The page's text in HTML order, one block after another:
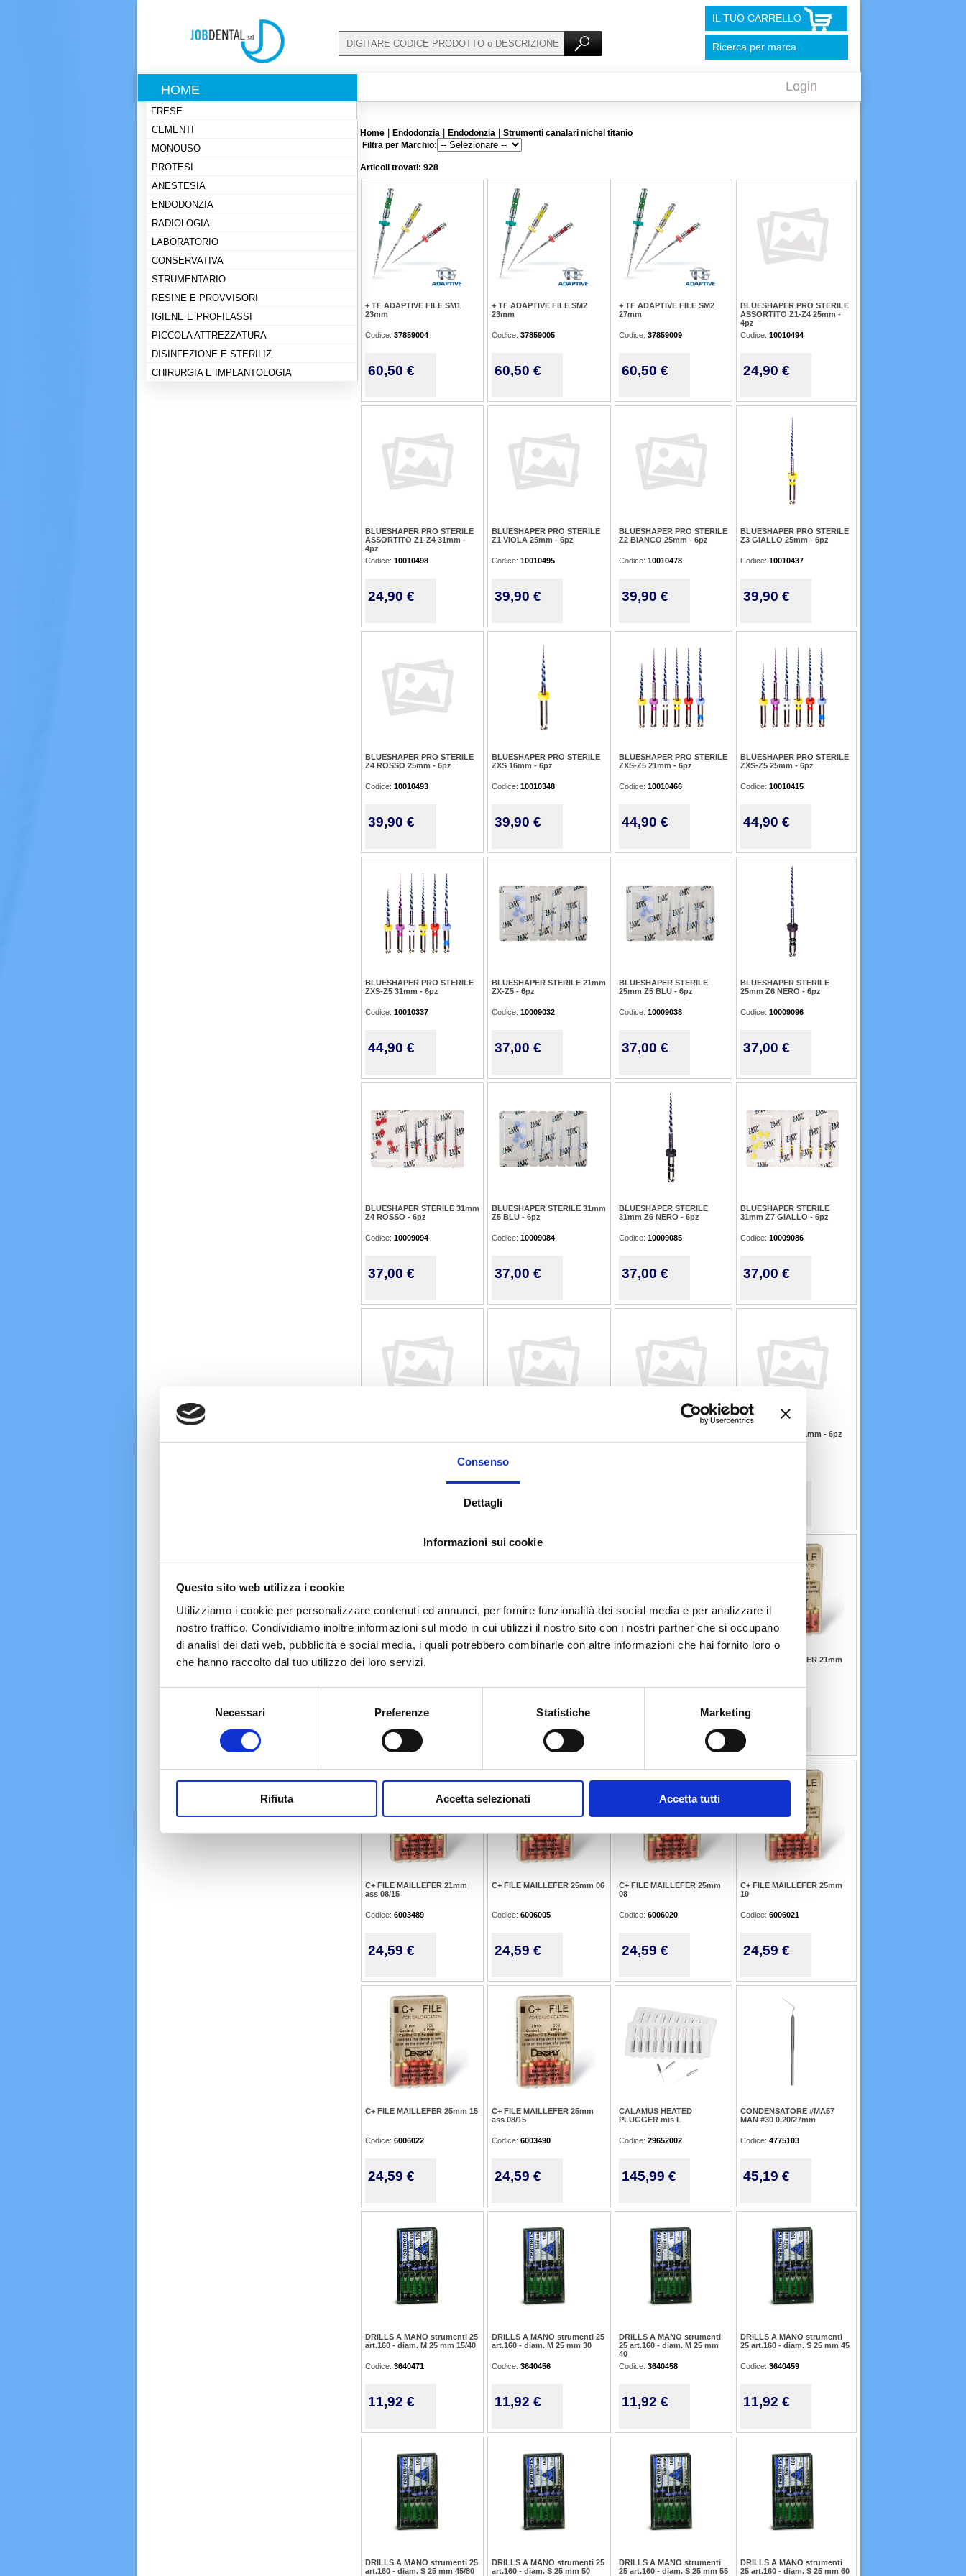
Consenso
Dettagli
Informazioni sui cookie
Questo sito web utilizza i cookie
Utilizziamo i cookie per personalizzare contenuti ed annunci, per fornire funzionalità dei social media e per analizzare il
nostro traffico. Condividiamo inoltre informazioni sul modo in cui utilizzi il nostro sito con i nostri partner che si occupano
di analisi dei dati web, pubblicità e social media, i quali potrebbero combinarle con altre informazioni che hai fornito loro o
che hanno raccolto dal tuo utilizzo dei loro servizi.
Necessari Preferenze Statistiche Marketing
Rifiuta Accetta selezionati Accetta tutti
IL TUO CARRELLO
Ricerca per marca
HOME
FRESE
CEMENTI
MONOUSO
PROTESI
ANESTESIA
ENDODONZIA
RADIOLOGIA
LABORATORIO
CONSERVATIVA
STRUMENTARIO
RESINE E PROVVISORI
IGIENE E PROFILASSI
PICCOLA ATTREZZATURA
DISINFEZIONE E STERILIZ.
CHIRURGIA E IMPLANTOLOGIA
Login
Home Endodonzia Endodonzia
Strumenti canalari nichel titanio
Filtra per Marchio:
Articoli trovati: 928
+ TF ADAPTIVE FILE SM1
23mm
Codice: 37859004
60,50 €
+ TF ADAPTIVE FILE SM2
23mm
Codice: 37859005
60,50 €
+ TF ADAPTIVE FILE SM2
27mm
Codice: 37859009
60,50 €
BLUESHAPER PRO STERILE
ASSORTITO Z1-Z4 25mm -
4pz
Codice: 10010494
24,90 €
BLUESHAPER PRO STERILE
ASSORTITO Z1-Z4 31mm -
4pz
Codice: 10010498
24,90 €
BLUESHAPER PRO STERILE
Z1 VIOLA 25mm - 6pz
Codice: 10010495
39,90 €
BLUESHAPER PRO STERILE
Z2 BIANCO 25mm - 6pz
Codice: 10010478
39,90 €
BLUESHAPER PRO STERILE
Z3 GIALLO 25mm - 6pz
Codice: 10010437
39,90 €
BLUESHAPER PRO STERILE
Z4 ROSSO 25mm - 6pz
Codice: 10010493
39,90 €
BLUESHAPER PRO STERILE
ZXS 16mm - 6pz
Codice: 10010348
39,90 €
BLUESHAPER PRO STERILE
ZXS-Z5 21mm - 6pz
Codice: 10010466
44,90 €
BLUESHAPER PRO STERILE
ZXS-Z5 25mm - 6pz
Codice: 10010415
44,90 €
BLUESHAPER PRO STERILE
ZXS-Z5 31mm - 6pz
Codice: 10010337
44,90 €
BLUESHAPER STERILE 21mm
ZX-Z5 - 6pz
Codice: 10009032
37,00 €
BLUESHAPER STERILE
25mm Z5 BLU - 6pz
Codice: 10009038
37,00 €
BLUESHAPER STERILE
25mm Z6 NERO - 6pz
Codice: 10009096
37,00 €
BLUESHAPER STERILE 31mm
Z4 ROSSO - 6pz
Codice: 10009094
37,00 €
BLUESHAPER STERILE 31mm
Z5 BLU - 6pz
Codice: 10009084
37,00 €
BLUESHAPER STERILE
31mm Z6 NERO - 6pz
Codice: 10009085
37,00 €
BLUESHAPER STERILE
31mm Z7 GIALLO - 6pz
Codice: 10009086
37,00 €
Codice:
10,75 €
C+ FILE ISO 15 31mm - 6pz
C+ FILE MAILLEFER 21mm 06
Codice:6006004 Codice:6006000 Codice:6006001
C+ FILE MAILLEFER 21mm
Codice:6006002
C+ FILE MAILLEFER 21mm
ass 08/15
Codice: 6003489
24,59 €
C+ FILE MAILLEFER 25mm 06
Codice: 6006005
24,59 €
C+ FILE MAILLEFER 25mm
08
Codice: 6006020
24,59 €
C+ FILE MAILLEFER 25mm
10
Codice: 6006021
24,59 €
C+ FILE MAILLEFER 25mm 15
Codice: 6006022
24,59 €
C+ FILE MAILLEFER 25mm
ass 08/15
Codice: 6003490
24,59 €
CALAMUS HEATED
PLUGGER mis L
Codice: 29652002
145,99 €
CONDENSATORE #MA57
MAN #30 0,20/27mm
Codice: 4775103
45,19 €
DRILLS A MANO strumenti 25
art.160 - diam. M 25 mm 15/40
Codice: 3640471
11,92 €
DRILLS A MANO strumenti 25
art.160 - diam. M 25 mm 30
Codice: 3640456
11,92 €
DRILLS A MANO strumenti
25 art.160 - diam. M 25 mm
40
Codice: 3640458
11,92 €
DRILLS A MANO strumenti
25 art.160 - diam. S 25 mm 45
Codice: 3640459
11,92 €
DRILLS A MANO strumenti 25
art.160 - diam. S 25 mm 45/80
DRILLS A MANO strumenti 25
art.160 - diam. S 25 mm 50
DRILLS A MANO strumenti
25 art.160 - diam. S 25 mm 55
DRILLS A MANO strumenti
25 art.160 - diam. S 25 mm 60